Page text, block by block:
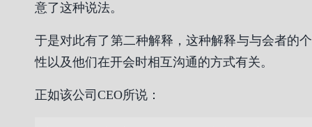
意了这种说法。
于是对此有了第二种解释，这种解释与与会者的个
性以及他们在开会时相互沟通的方式有关。
正如该公司CEO所说：